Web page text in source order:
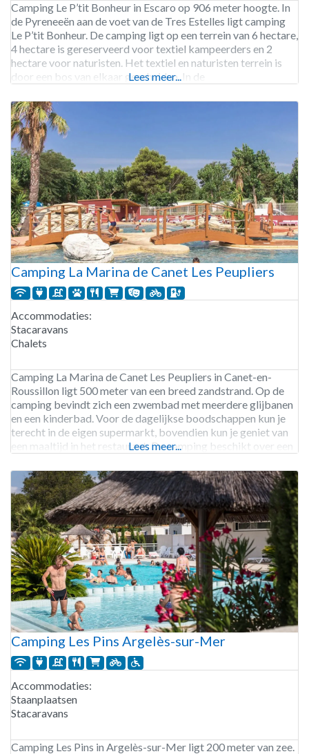
Camping Le P’tit Bonheur in Escaro op 906 meter hoogte. In
de Pyreneeën aan de voet van de Tres Estelles ligt camping
Le P’tit Bonheur. De camping ligt op een terrein van 6 hectare,
4 hectare is gereserveerd voor textiel kampeerders en 2
hectare voor naturisten. Het textiel en naturisten terrein is
door een bos van elkaar gescheiden. In de
Lees meer...
Camping La Marina de Canet Les Peupliers
Accommodaties:
Stacaravans
Chalets
Camping La Marina de Canet Les Peupliers in Canet-en-
Roussillon ligt 500 meter van een breed zandstrand. Op de
camping bevindt zich een zwembad met meerdere glijbanen
en een kinderbad. Voor de dagelijkse boodschappen kun je
terecht in de eigen supermarkt, bovendien kun je geniet van
een maaltijd in het restaurant. De camping beschikt over een
Lees meer...
Camping Les Pins Argelès-sur-Mer
Accommodaties:
Staanplaatsen
Stacaravans
Camping Les Pins in Argelès-sur-Mer ligt 200 meter van zee.